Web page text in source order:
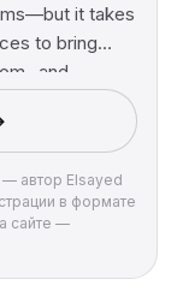
it takes
to bring
and
engineers
they design,
parts,
uses while
and
reliability
— автор Elsayed
в формате
сайте —